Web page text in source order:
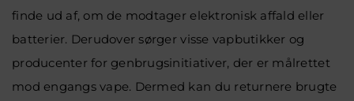
finde ud af, om de modtager elektronisk affald eller
batterier. Derudover sørger visse vapbutikker og
producenter for genbrugsinitiativer, der er målrettet
mod engangs vape. Dermed kan du returnere brugte